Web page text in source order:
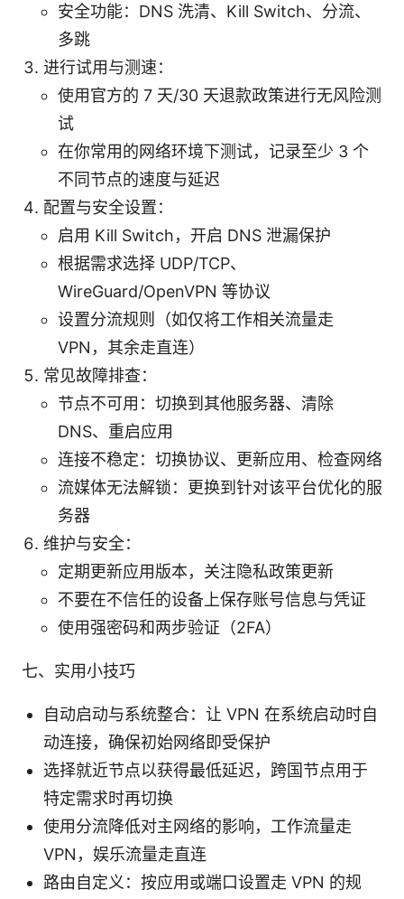
安全功能：DNS 洗清、Kill Switch、分流、
多跳
进行试用与测速：
使用官方的 7 天/30 天退款政策进行无风险测
试
在你常用的网络环境下测试，记录至少 3 个
不同节点的速度与延迟
配置与安全设置：
启用 Kill Switch，开启 DNS 泄漏保护
根据需求选择 UDP/TCP、
WireGuard/OpenVPN 等协议
设置分流规则（如仅将工作相关流量走
VPN，其余走直连）
常见故障排查：
节点不可用：切换到其他服务器、清除
DNS、重启应用
连接不稳定：切换协议、更新应用、检查网络
流媒体无法解锁：更换到针对该平台优化的服
务器
维护与安全：
定期更新应用版本，关注隐私政策更新
不要在不信任的设备上保存账号信息与凭证
使用强密码和两步验证（2FA）
七、实用小技巧
自动启动与系统整合：让 VPN 在系统启动时自
动连接，确保初始网络即受保护
选择就近节点以获得最低延迟，跨国节点用于
特定需求时再切换
使用分流降低对主网络的影响，工作流量走
VPN，娱乐流量走直连
路由自定义：按应用或端口设置走 VPN 的规